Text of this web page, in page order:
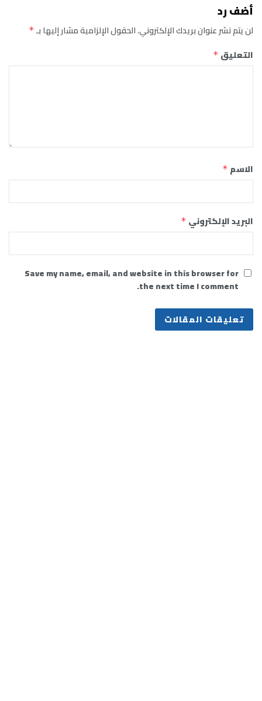
أضف رد
لن يتم نشر عنوان بريدك الإلكتروني.الحقول الإلزامية مشار إليها بـ*
التعليق *
الاسم *
البريد الإلكتروني *
Save my name, email, and website in this browser for
the next time I comment.